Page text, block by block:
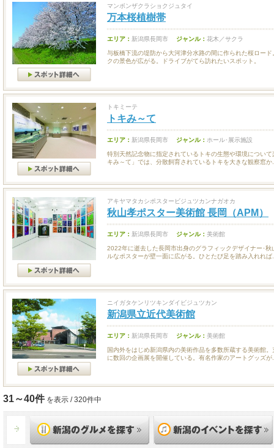
マンボンザクラショクジュタイ
万本桜植樹帯
エリア： 新潟県長岡市 ジャンル： 花木／サクラ
与板橋下流の堤防から大河津分水路の間に作られた桜ロー
クの景色が広がる。ドライブがてら訪れたいスポット。
トキミーテ
トキみ～て
エリア： 新潟県長岡市 ジャンル： ホール･展示施設
特別天然記念物に指定されているトキの生態や環境につい
キみ～て」では、分散飼育されているトキを大きな観察窓か
アキヤマタカシポスタービジュツカンナガオカ
秋山孝ポスター美術館 長岡（APM）
エリア： 新潟県長岡市 ジャンル： 美術館
2022年に逝去した長岡市出身のグラフィックデザイナー･
ルなポスターが壁一面に広がる。ひとたび足を踏み入れれば
ニイガタケンリツキンダイビジュツカン
新潟県立近代美術館
エリア： 新潟県長岡市 ジャンル： 美術館
国内外をはじめ新潟県内の美術作品を多数所蔵する美術館
に数回の企画展を開催している。有名作家のアートグッズが
31～40件 を表示 / 320件中